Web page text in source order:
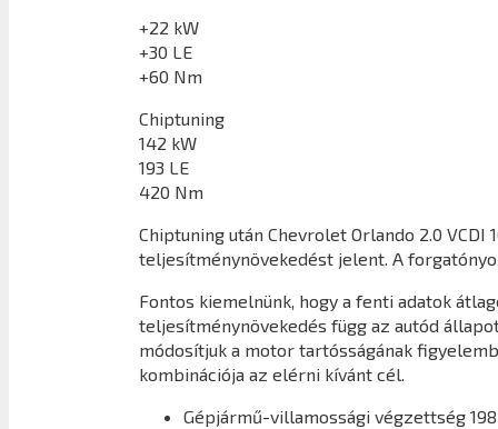
+22 kW
+30 LE
+60 Nm
Chiptuning
142 kW
193 LE
420 Nm
Chiptuning után Chevrolet Orlando 2.0 VCDI
teljesítménynövekedést jelent. A
Fontos kiemelnünk, hogy a fenti adatok
teljesítménynövekedés függ az autód
módosítjuk a motor tartósságának
kombinációja az elérni kívánt cél.
Gépjármű-villamossági végzettség